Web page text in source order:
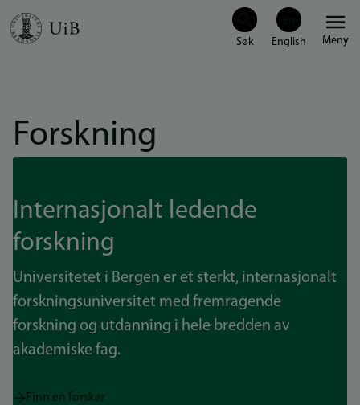
Hopp
Meny
Forskning
Internasjonalt ledende
forskning
Universitetet i Bergen er et sterkt, internasjonalt
forskningsuniversitet med fremragende
forskning og utdanning i hele bredden av
akademiske fag.
Finn en forsker